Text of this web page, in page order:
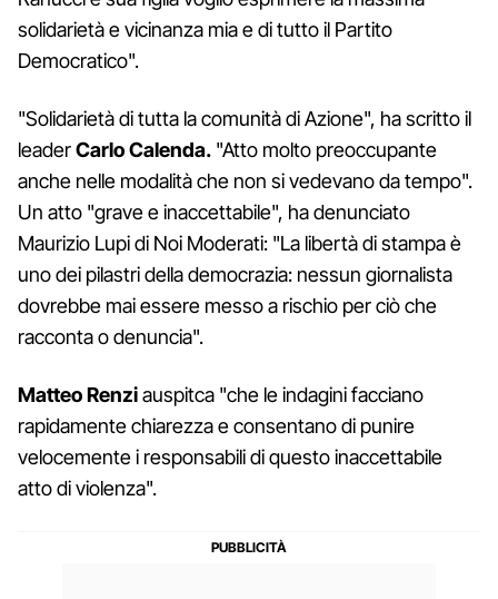
solidarietà e vicinanza mia e di tutto il Partito
Democratico".
"Solidarietà di tutta la comunità di Azione", ha scritto il
leaderCarlo Calenda. "Atto molto preoccupante
anche nelle modalità che non si vedevano da tempo".
Un atto "grave e inaccettabile", ha denunciato
Maurizio Lupi di Noi Moderati: "La libertà di stampa è
uno dei pilastri della democrazia: nessun giornalista
dovrebbe mai essere messo a rischio per ciò che
racconta o denuncia".
Matteo Renziauspitca "che le indagini facciano
rapidamente chiarezza e consentano di punire
velocemente i responsabili di questo inaccettabile
atto di violenza".